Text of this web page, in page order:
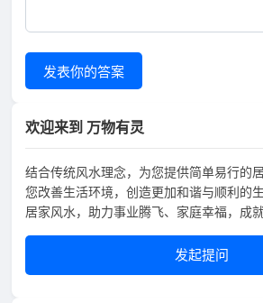
发表你的答案
欢迎来到 万物有灵
结合传统风水理念，为您提供简单易行的
您改善生活环境，创造更加和谐与顺利的
居家风水，助力事业腾飞、家庭幸福，成
发起提问